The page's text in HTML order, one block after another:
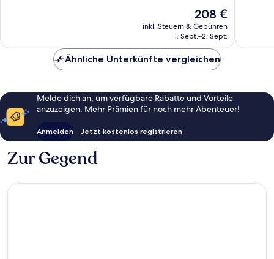
Der
Preis
beträgt
208 €
inkl. Steuern & Gebühren
1. Sept.–2. Sept.
Ähnliche Unterkünfte vergleichen
Melde dich an, um verfügbare Rabatte und Vorteile
anzuzeigen. Mehr Prämien für noch mehr Abenteuer!
Anmelden Jetzt kostenlos registrieren
Zur Gegend